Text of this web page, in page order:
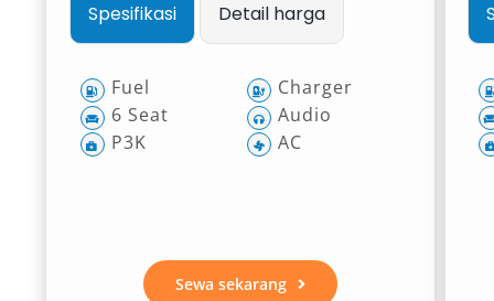
Spesifikasi Detail harga
Fuel
6 Seat
P3K
Charger
Audio
AC
Sewa sekarang